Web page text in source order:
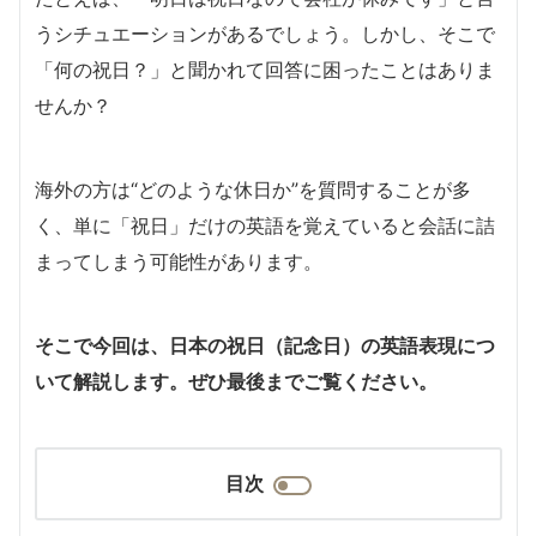
うシチュエーションがあるでしょう。しかし、そこで
「何の祝日？」と聞かれて回答に困ったことはありま
せんか？
海外の方は“どのような休日か”を質問することが多
く、単に「祝日」だけの英語を覚えていると会話に詰
まってしまう可能性があります。
そこで今回は、日本の祝日（記念日）の英語表現につ
いて解説します。ぜひ最後までご覧ください。
目次